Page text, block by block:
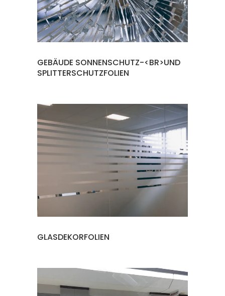
GEBÄUDE SONNENSCHUTZ-<BR>UND
SPLITTERSCHUTZFOLIEN
GLASDEKORFOLIEN